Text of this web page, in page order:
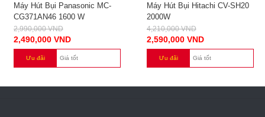
PANASONIC 1600W
Máy Hút Bụi Panasonic MC-
CG371AN46 1600 W
2,990,000VND
2,490,000 VND
Ưu đãi Giá tốt
Máy Hút Bụi Hitachi CV-SH20
2000W
4,210,000VND
2,590,000 VND
Ưu đãi Giá tốt